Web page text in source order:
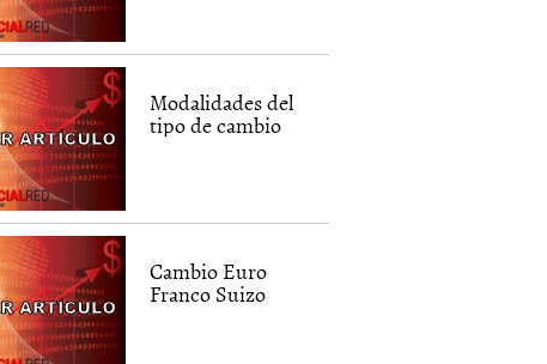
Modalidades del
tipo de cambio
Cambio Euro
Franco Suizo